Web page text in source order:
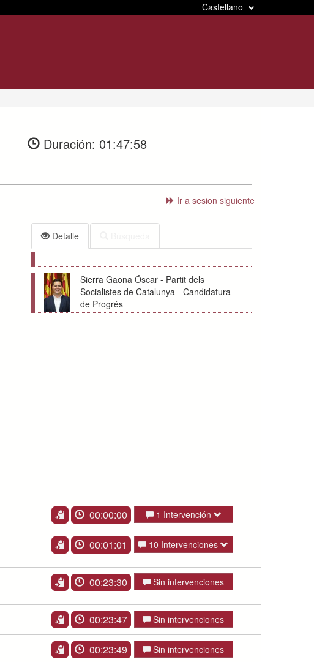
Castellano
Duración: 01:47:58
Ir a sesion siguiente
Detalle
Sierra Gaona Óscar - Partit dels
Socialistes de Catalunya - Candidatura
de Progrés
00:00:00 1 Intervención
00:01:01 10 Intervenciones
00:23:30 Sin intervenciones
00:23:47 Sin intervenciones
00:23:49 Sin intervenciones